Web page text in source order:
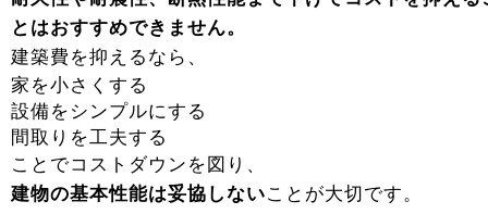
とはおすすめできません。
建築費を抑えるなら、
家を小さくする
設備をシンプルにする
間取りを工夫する
ことでコストダウンを図り、
建物の基本性能は妥協しないことが大切です。